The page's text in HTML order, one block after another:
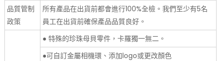
品質管制
政策
所有產品在出貨前都會進行100%全檢。我們至少有5名
員工在出貨前確保產品品質良好。
● 特殊的珍珠母貝零件，卡羅獨一無二。
●可自訂金屬相機環、添加logo或更改顏色